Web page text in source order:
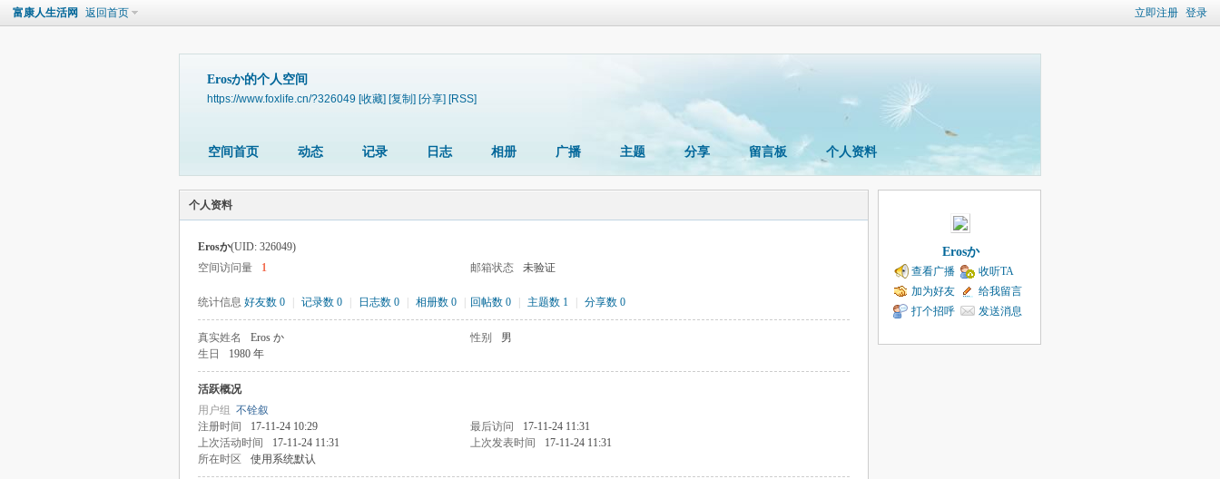
立即注册 登录
富康人生活网 返回首页
Erosか的个人空间
https://www.foxlife.cn/?326049 [收藏] [复制] [分享] [RSS]
空间首页 动态 记录 日志 相册 广播 主题 分享 留言板 个人资料
个人资料
Erosか(UID: 326049)
空间访问量
1 邮箱状态 未验证
统计信息 好友数 0 记录数 0 日志数 0 相册数 0 回帖数 0 主题数 1 分享数 0
真实姓名 Eros か 性别
男
生日
1980 年
活跃概况
用户组 不铨叙
注册时间
17-11-24 10:29 最后访问
17-11-24 11:31
上次活动时间
17-11-24 11:31 上次发表时间
17-11-24 11:31
所在时区
使用系统默认
Erosか
查看广播
收听TA
加为好友
给我留言
打个招呼
发送消息